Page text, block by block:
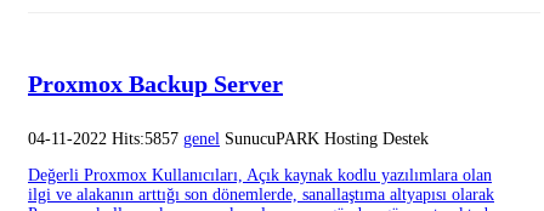
Proxmox Backup Server
04-11-2022 Hits:5857 genel SunucuPARK Hosting Destek
Değerli Proxmox Kullanıcıları, Açık kaynak kodlu yazılımlara olan
ilgi ve alakanın arttığı son dönemlerde, sanallaştıma altyapısı olarak